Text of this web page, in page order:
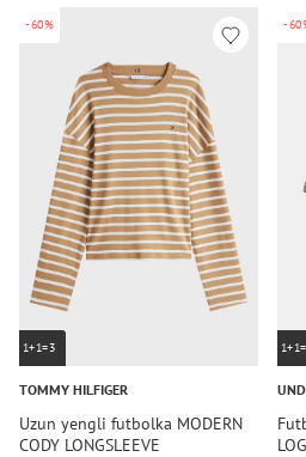
-60%
1+1=3
TOMMY HILFIGER
Uzun yengli futbolka MODERN
CODY LONGSLEEVE
-